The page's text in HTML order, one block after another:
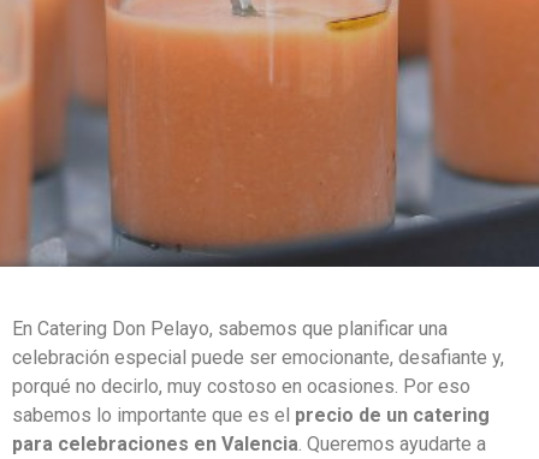
En Catering Don Pelayo, sabemos que planificar una
celebración especial puede ser emocionante, desafiante y,
porqué no decirlo, muy costoso en ocasiones. Por eso
sabemos lo importante que es el precio de un catering
para celebraciones en Valencia . Queremos ayudarte a